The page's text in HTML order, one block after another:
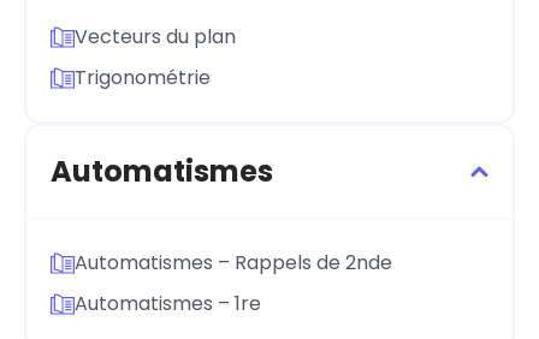
Vecteurs du plan
Trigonométrie
Automatismes
Automatismes – Rappels de 2nde
Automatismes – 1re